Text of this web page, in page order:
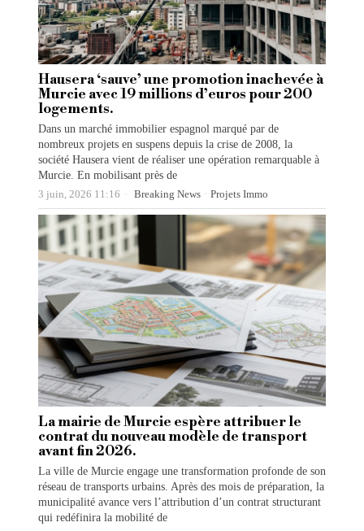
Hausera ‘sauve’ une promotion inachevée à
Murcie avec 19 millions d’euros pour 200
logements.
Dans un marché immobilier espagnol marqué par de
nombreux projets en suspens depuis la crise de 2008, la
société Hausera vient de réaliser une opération remarquable à
Murcie. En mobilisant près de
3 juin, 2026 11:16 Breaking News · Projets Immo
La mairie de Murcie espère attribuer le
contrat du nouveau modèle de transport
avant fin 2026.
La ville de Murcie engage une transformation profonde de son
réseau de transports urbains. Après des mois de préparation, la
municipalité avance vers l’attribution d’un contrat structurant
qui redéfinira la mobilité de